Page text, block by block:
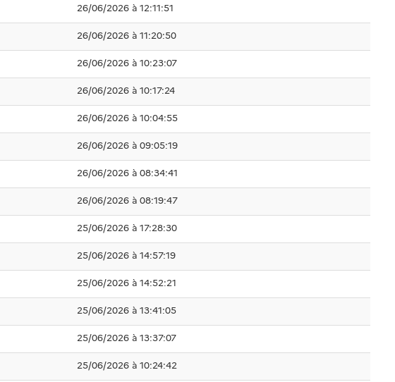
26/06/2026 à 12:11:51
26/06/2026 à 11:20:50
26/06/2026 à 10:23:07
26/06/2026 à 10:17:24
26/06/2026 à 10:04:55
26/06/2026 à 09:05:19
26/06/2026 à 08:34:41
26/06/2026 à 08:19:47
25/06/2026 à 17:28:30
25/06/2026 à 14:57:19
25/06/2026 à 14:52:21
25/06/2026 à 13:41:05
25/06/2026 à 13:37:07
25/06/2026 à 10:24:42